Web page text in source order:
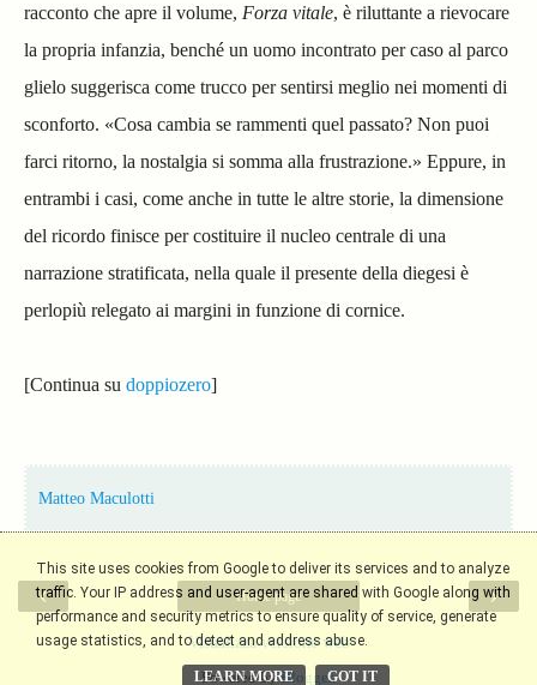
racconto che apre il volume, Forza vitale, è riluttante a rievocare
la propria infanzia, benché un uomo incontrato per caso al parco
glielo suggerisca come trucco per sentirsi meglio nei momenti di
sconforto. «Cosa cambia se rammenti quel passato? Non puoi
farci ritorno, la nostalgia si somma alla frustrazione.» Eppure, in
entrambi i casi, come anche in tutte le altre storie, la dimensione
del ricordo finisce per costituire il nucleo centrale di una
narrazione stratificata, nella quale il presente della diegesi è
perlopiù relegato ai margini in funzione di cornice.
[Continua su doppiozero]
Matteo Maculotti
‹ ›
Home page
Visualizza versione web
Powered byBlogger.
This site uses cookies from Google to deliver its services and to analyze
traffic. Your IP address and user-agent are shared with Google along with
performance and security metrics to ensure quality of service, generate
usage statistics, and to detect and address abuse.
LEARN MORE GOT IT